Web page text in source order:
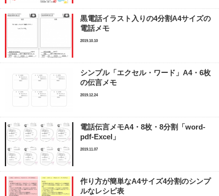
黒電話イラスト入りの4分割A4サイズの
電話メモ
2019.10.10
シンプル「エクセル・ワード」A4・6枚
の伝言メモ
2019.12.24
電話伝言メモA4・8枚・8分割「word-
pdf-Excel」
2019.11.07
作り方が簡単なA4サイズ4分割のシンプ
ルなレシピ表